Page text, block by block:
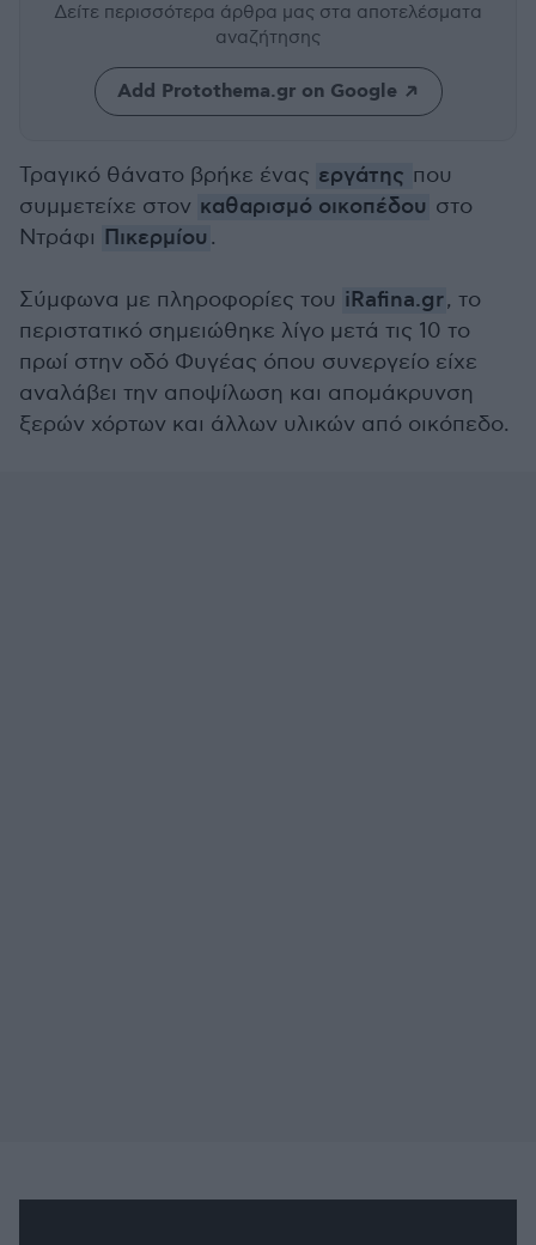
Δείτε περισσότερα άρθρα μας στα αποτελέσματα
αναζήτησης
Add Protothema.gr on Google
Τραγικό θάνατο βρήκε ένας εργάτης που
συμμετείχε στον καθαρισμό οικοπέδου στο
Ντράφι Πικερμίου .
Σύμφωνα με πληροφορίες του iRafina.gr, το
περιστατικό σημειώθηκε λίγο μετά τις 10 το
πρωί στην οδό Φυγέας όπου συνεργείο είχε
αναλάβει την αποψίλωση και απομάκρυνση
ξερών χόρτων και άλλων υλικών από οικόπεδο.